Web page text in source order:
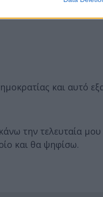
και αυτό
την τελευταία μου
και θα ψηφίσω.